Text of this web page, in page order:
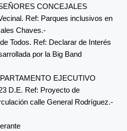
CONCEJALES
Ref: Parques inclusivos en
Chaves.-
Todos. Ref: Declarar de Interés
por la Big Band
EJECUTIVO
D.E. Ref: Proyecto de
calle General Rodríguez.-